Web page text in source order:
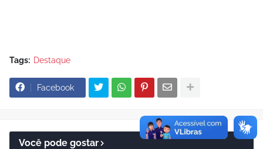
Tags: Destaque
Facebook
Você pode gostar